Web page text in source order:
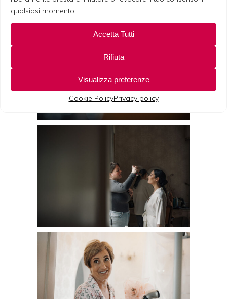
qualsiasi momento.
Accetta Tutti
Rifiuta
Visualizza preferenze
Cookie PolicyPrivacy policy